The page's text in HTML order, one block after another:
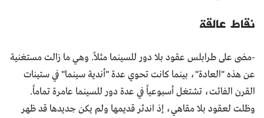
نقاط عالقة
-مضى على طرابلس عقود بلا دور للسينما مثلاً. وهي ما زالت مستغنية
عن هذه "العادة"، بينما كانت تحوي عدة "أندية سينما" في ستينات
القرن الفائت، تشتغل أسبوعياً في عدة دور للسينما عامرة تماماً.
وظلت لعقود بلا مقاهي، إذ اندثر قديمها ولم يكن جديدها قد ظهر